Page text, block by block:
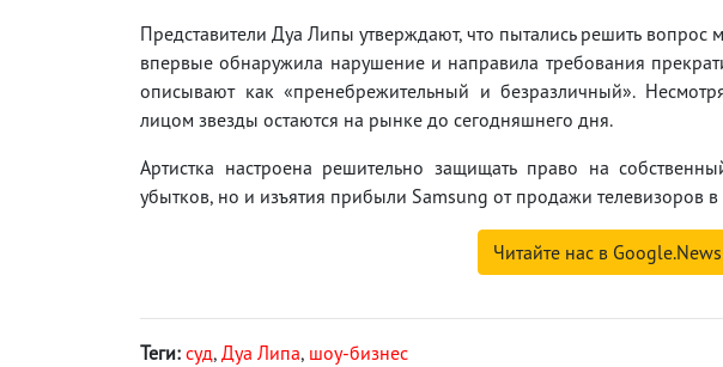
Представители Дуа Липы утверждают, что пытались решить
впервые обнаружила нарушение и направила требования
описывают как «пренебрежительный и безразличный».
лицом звезды остаются на рынке до сегодняшнего дня.
Артистка настроена решительно защищать право на
убытков, но и изъятия прибыли Samsung от продажи телевизоров
Читайте нас в Google.News
Теги: суд, Дуа Липа, шоу-бизнес